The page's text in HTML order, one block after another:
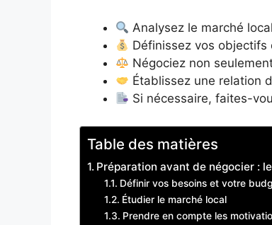
Analysez le marché
Définissez vos
Négociez non
Établissez une relation
Si nécessaire, faites-
Table des matières
Préparation avant de négocier :
Définir vos besoins et votre
Étudier le marché local
Prendre en compte les